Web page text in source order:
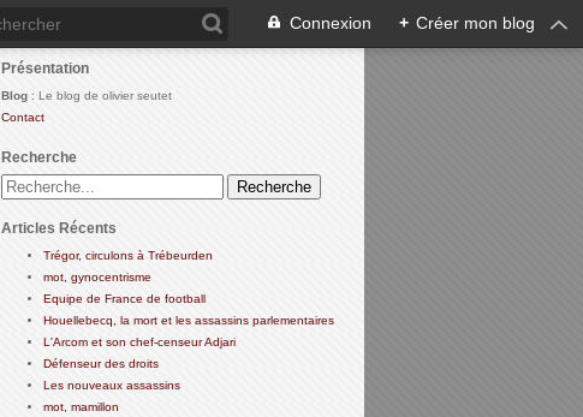
Connexion + Créer mon blog
Présentation
Blog : Le blog de olivier seutet
Contact
Recherche
Articles Récents
Trégor, circulons à Trébeurden
mot, gynocentrisme
Equipe de France de football
Houellebecq, la mort et les assassins parlementaires
L'Arcom et son chef-censeur Adjari
Défenseur des droits
Les nouveaux assassins
mot, mamillon